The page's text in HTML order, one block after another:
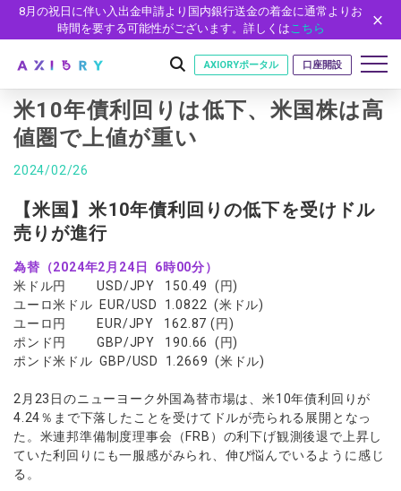
8月の祝日に伴い入出金申請より国内銀行送金の着金に通常よりお
時間を要する可能性がございます。詳しくはこちら
はじめに
ライセンス
取引
取引商品
FX（通貨ペア）
現物株式
ETF
株式CFD
株価指数CFD
エネルギーCFD
貴金属CFD
ソフトコモディティCFD
NEW
バトルCFD
取引条件
スプレッド・手数料
ゼロカットとロスカット
スワップとロールオーバー
入出金方法
レバレッジ
約定率
取引時間
取引計算シミュレーター
注文執行ポリシー
口座
口座の種類
口座タイプ
法人のお客様
ゼロ口座
NEW
ウォレット口座
口座開設
口座開設フォーム
必要書類
開設方法
プラットフォーム
プラットフォーム
MT5
MT4
cTrader
AXIORYアプリ
AXIORYポータル
ツール
MT4/MT5 ヒストリカルデータ
EA(エキスパートアドバイザー)
カスタムインジケーター
日本時間表示インジケータ
ストライク インジケータ
MQLシグナル
パートナー
パートナーシップ・プログラム
特別・VIPプログラム
NEW
ニュース
お知らせ
マーケットニュース
コーポレートニュース
企業情報
会社概要
役員紹介
日本語
English
AXIORYポータル 口座開設
米10年債利回りは低下、米国株は高
値圏で上値が重い
2024/02/26
【米国】米10年債利回りの低下を受けドル
売りが進行
為替（2024年2月24日 6時00分）
米ドル円 USD/JPY 150.49 (円)
ユーロ米ドル EUR/USD 1.0822 (米ドル)
ユーロ円 EUR/JPY 162.87 (円)
ポンド円 GBP/JPY 190.66 (円)
ポンド米ドル GBP/USD 1.2669 (米ドル)
2月23日のニューヨーク外国為替市場は、米10年債利回りが
4.24％まで下落したことを受けてドルが売られる展開となっ
た。米連邦準備制度理事会（FRB）の利下げ観測後退で上昇し
ていた利回りにも一服感がみられ、伸び悩んでいるように感じ
る。